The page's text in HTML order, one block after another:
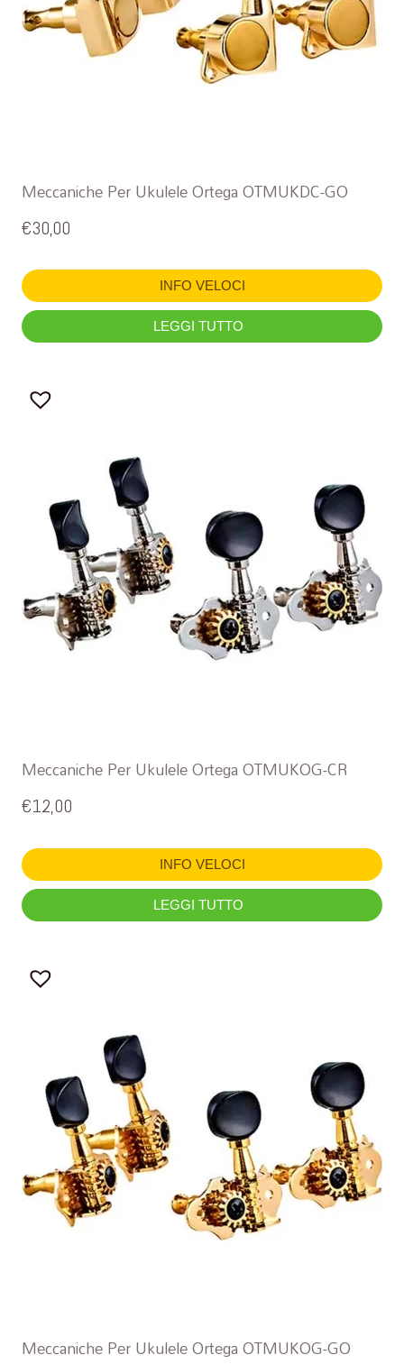
Meccaniche Per Ukulele Ortega OTMUKDC-GO
€30,00
INFO VELOCI
LEGGI TUTTO
Meccaniche Per Ukulele Ortega OTMUKOG-CR
€12,00
INFO VELOCI
LEGGI TUTTO
Meccaniche Per Ukulele Ortega OTMUKOG-GO